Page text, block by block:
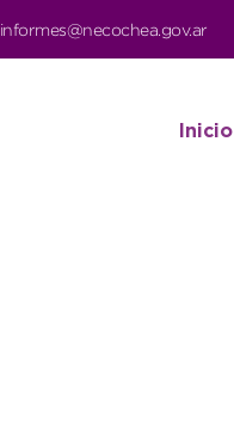
informes@necochea.gov.ar
Inicio